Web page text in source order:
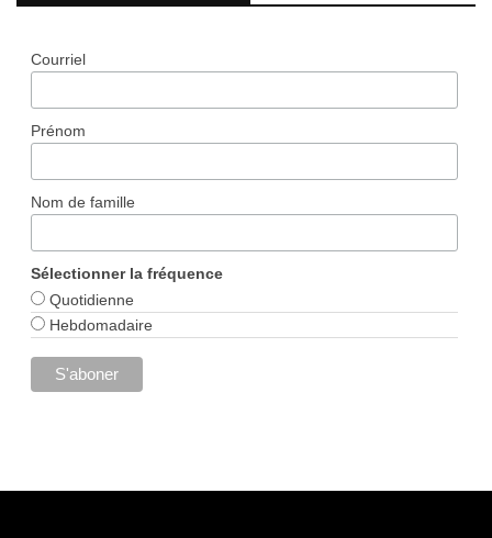
Courriel
Prénom
Nom de famille
Sélectionner la fréquence
Quotidienne
Hebdomadaire